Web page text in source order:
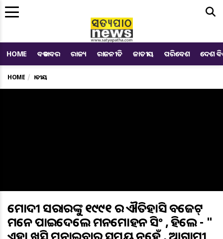
HOME ବଡ ଖବର ରାଜ୍ୟ ରାଜନୀତି ଜାତୀୟ ପରିବେଶ ଦେଶ
HOME ଜାତୀୟ
ମୋଦୀ ସରକାରଙ୍କୁ ୧୯୯୧ ର ଐତିହାସିକ ବଜେଟ୍
ମନେ ପକାଇଦେଲେ ମନମୋହନ ସିଂ , କହିଲେ - "